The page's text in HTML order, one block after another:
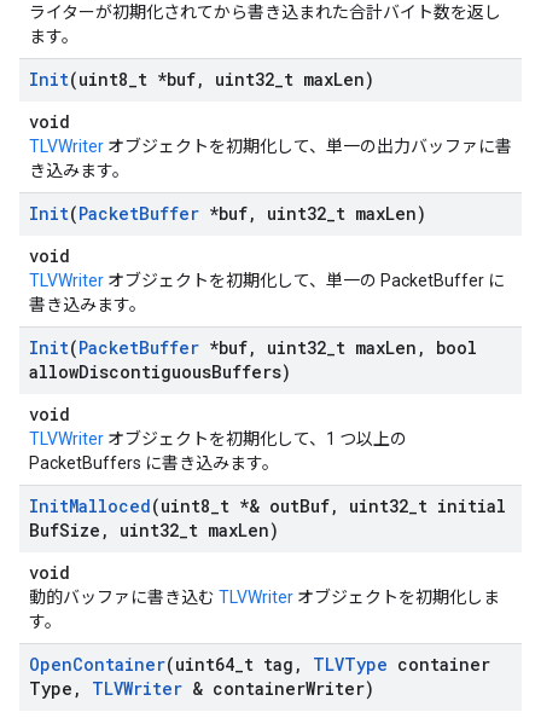
ライターが初期化されてから書き込まれた合計バイト数を返し
ます。
Init(uint8 t *buf, uint32 t maxLen)
void
TLVWriter オブジェクトを初期化して、単一の出力バッファに書
き込みます。
Init(PacketBuffer *buf, uint32 t maxLen)
void
TLVWriter オブジェクトを初期化して、単一の PacketBuffer に
書き込みます。
Init(PacketBuffer *buf, uint32 t maxLen ,
bool
allowDiscontiguousBuffers)
void
TLVWriter オブジェクトを初期化して、1 つ以上の
PacketBuffers に書き込みます。
InitMalloced(uint8 t *& outBuf, uint32 t initial
BufSize , uint32 t maxLen)
void
動的バッファに書き込む TLVWriter オブジェクトを初期化しま
す。
OpenContainer(uint64 t tag , TLVType container
Type , TLVWriter & containerWriter)